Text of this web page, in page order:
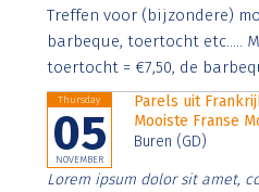
Aenean faucibus nibh et justo
imperdiet. Nunc ut sem vitae
Treffen voor (bijzondere)
barbeque, toertocht etc.....
toertocht = €7,50, de
Thursday
05
NOVEMBER
Parels uit
Mooiste Franse
Buren (GD)
Lorem ipsum dolor sit amet,